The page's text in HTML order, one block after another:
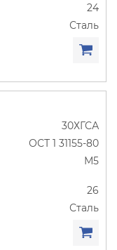
24
Сталь
30ХГСА
ОСТ 1 31155-80
М5
26
Сталь